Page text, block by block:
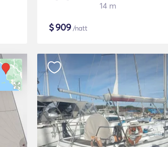
14 m
$909/natt